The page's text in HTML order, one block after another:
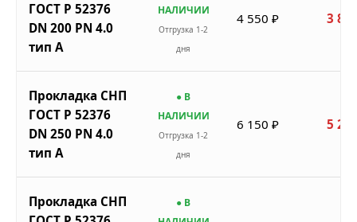
ГОСТ Р 52376
DN 200 PN 4.0
тип A
НАЛИЧИИ
Отгрузка 1-2
дня
4 550 ₽ 3
Прокладка СНП
ГОСТ Р 52376
DN 250 PN 4.0
тип A
● В
НАЛИЧИИ
Отгрузка 1-2
дня
6 150 ₽ 5
Прокладка СНП
● В